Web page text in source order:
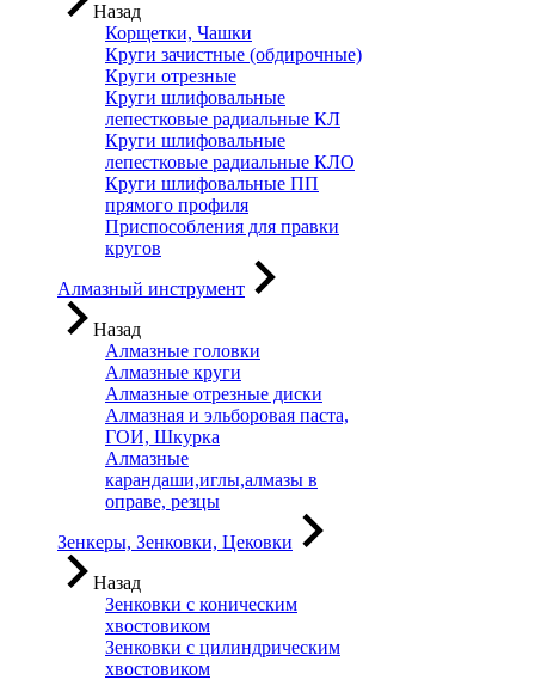
Назад
Корщетки, Чашки
Круги зачистные (обдирочные)
Круги отрезные
Круги шлифовальные
лепестковые радиальные КЛ
Круги шлифовальные
лепестковые радиальные КЛО
Круги шлифовальные ПП
прямого профиля
Приспособления для правки
кругов
Алмазный инструмент
Назад
Алмазные головки
Алмазные круги
Алмазные отрезные диски
Алмазная и эльборовая паста,
ГОИ, Шкурка
Алмазные
карандаши,иглы,алмазы в
оправе, резцы
Зенкеры, Зенковки, Цековки
Назад
Зенковки с коническим
хвостовиком
Зенковки с цилиндрическим
хвостовиком